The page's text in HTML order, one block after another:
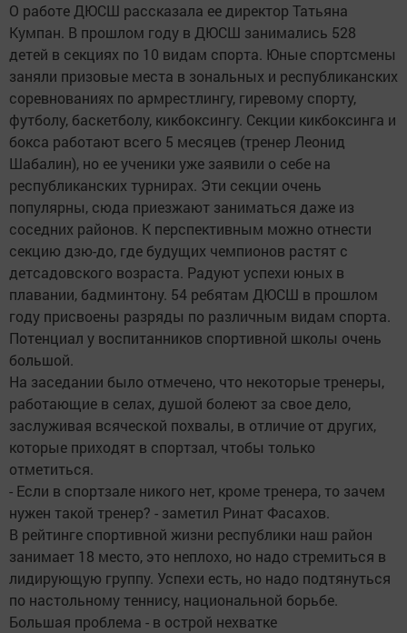
О работе ДЮСШ рассказала ее директор Татьяна
Кумпан. В прошлом году в ДЮСШ занимались 528
детей в секциях по 10 видам спорта. Юные спортсмены
заняли призовые места в зональных и республиканских
соревнованиях по армрестлингу, гиревому спорту,
футболу, баскетболу, кикбоксингу. Секции кикбоксинга и
бокса работают всего 5 месяцев (тренер Леонид
Шабалин), но ее ученики уже заявили о себе на
республиканских турнирах. Эти секции очень
популярны, сюда приезжают заниматься даже из
соседних районов. К перспективным можно отнести
секцию дзю-до, где будущих чемпионов растят с
детсадовского возраста. Радуют успехи юных в
плавании, бадминтону. 54 ребятам ДЮСШ в прошлом
году присвоены разряды по различным видам спорта.
Потенциал у воспитанников спортивной школы очень
большой.
На заседании было отмечено, что некоторые тренеры,
работающие в селах, душой болеют за свое дело,
заслуживая всяческой похвалы, в отличие от других,
которые приходят в спортзал, чтобы только
отметиться.
- Если в спортзале никого нет, кроме тренера, то зачем
нужен такой тренер? - заметил Ринат Фасахов.
В рейтинге спортивной жизни республики наш район
занимает 18 место, это неплохо, но надо стремиться в
лидирующую группу. Успехи есть, но надо подтянуться
по настольному теннису, национальной борьбе.
Большая проблема - в острой нехватке